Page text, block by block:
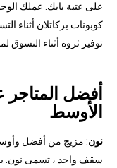
على عتبة بابك. عملك
كوبونات بركاتلان أثناء
توفير ثروة أثناء التسوق
أفضل
الأوسط
نون: مزيج من أفضل
سقف واحد ، تسمى نون.